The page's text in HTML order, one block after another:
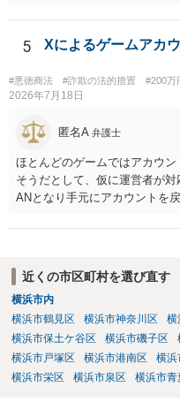
5 Xによるゲームアカ
#悪徳商法 #詐欺の法的措置 #200万
2026年7月18日
匿名A 弁護士
ほとんどのゲームではアカウ
そうだとして、仮に運営者が
ANとなり手元にアカウントを
絶）を食らう可能性がありま
変わるかもしれませんが…
近くの市区町村を選び直す
横浜市内
横浜市鶴見区
横浜市神奈川区 横
横浜市保土ケ谷区
横浜市磯子区
横浜市戸塚区
横浜市港南区 横浜
横浜市栄区
横浜市泉区 横浜市青